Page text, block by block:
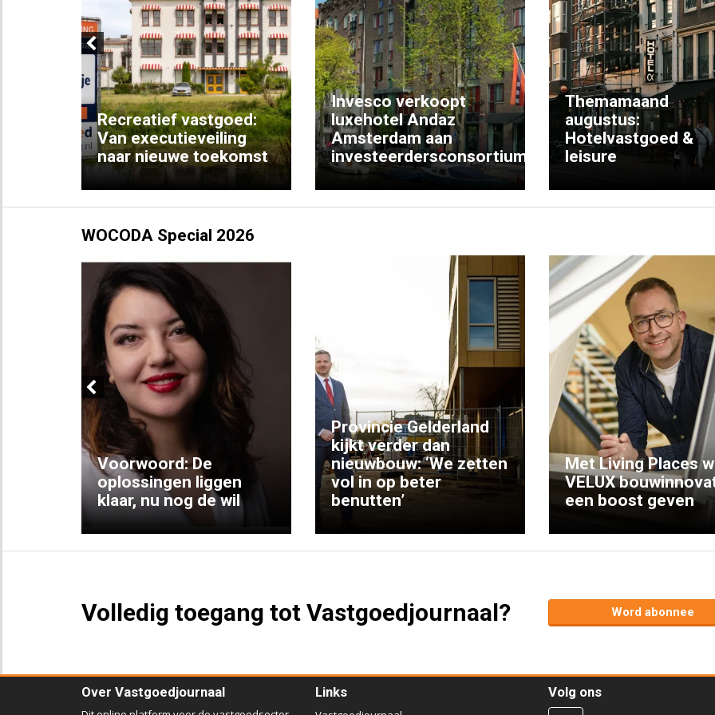
Previous
Recreatief vastgoed:
Van executieveiling
naar nieuwe toekomst
Invesco verkoopt
luxehotel Andaz
Amsterdam aan
investeerdersconsortium
Themamaand
augustus:
Hotelvastgoed &
leisure
WOCODA Special 2026
Previous
Voorwoord: De
oplossingen liggen
klaar, nu nog de wil
Provincie Gelderland
kijkt verder dan
nieuwbouw: ‘We zetten
vol in op beter
benutten’
Met Living Places
VELUX
een boost geven
Volledig toegang tot Vastgoedjournaal? Word abonnee
Over Vastgoedjournaal Links Volg ons